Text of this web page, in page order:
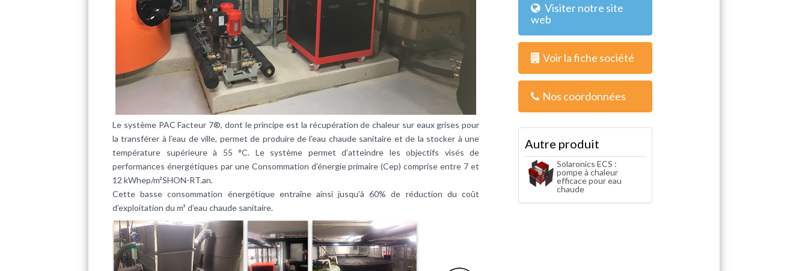
Le système PAC Facteur 7®, dont le principe est la récupération de chaleur sur eaux grises pour
la transférer à l’eau de ville, permet de produire de l’eau chaude sanitaire et de la stocker à une
température supérieure à 55 °C. Le système permet d’atteindre les objectifs visés de
performances énergétiques par une Consommation d’énergie primaire (Cep) comprise entre 7 et
12 kWhep/m²SHON-RT.an.
Cette basse consommation énergétique entraîne ainsi jusqu’à 60% de réduction du coût
d’exploitation du m³ d’eau chaude sanitaire.
Visiter notre site
web
Voir la fiche société
Nos coordonnées
Autre produit
Solaronics ECS :
pompe à chaleur
efficace pour eau
chaude